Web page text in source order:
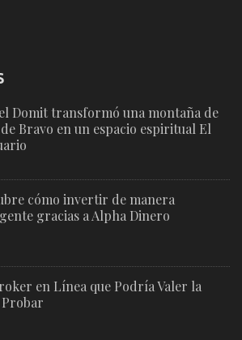
Domit transformó una montaña de
Bravo en un espacio espiritual El
cómo invertir de manera
gracias a Alpha Dinero
en Línea que Podría Valer la
Probar